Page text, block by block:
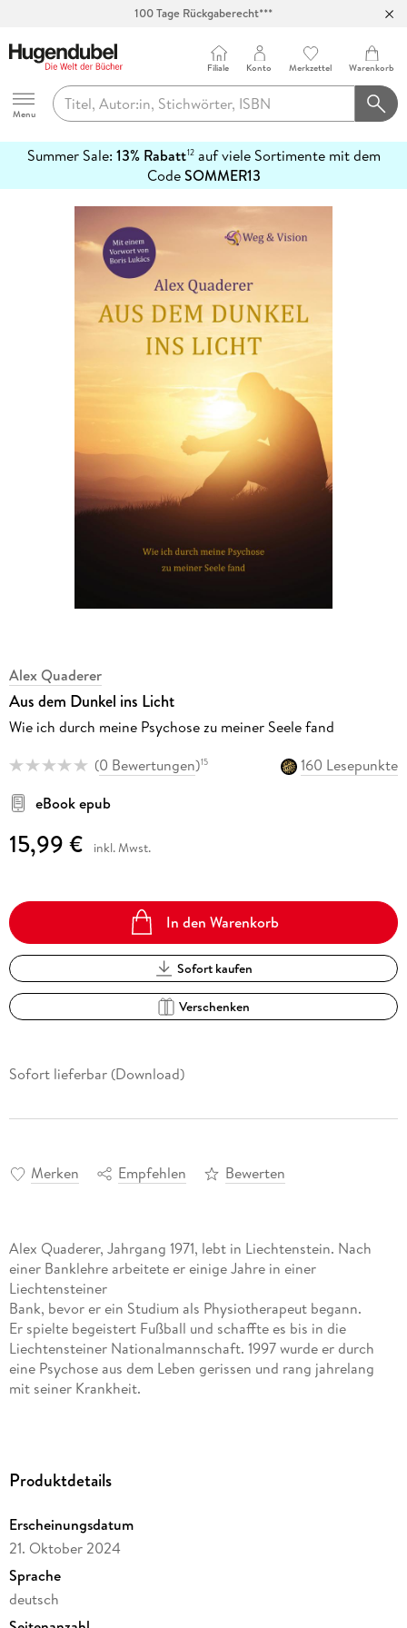
100 Tage Rückgaberecht***
Hugendubel
Menu
Filiale Konto Merkzettel Warenkorb
Summer Sale: 13% Rabatt12auf viele Sortimente mit dem
CodeSOMMER13
erfahren
Alex Quaderer
Aus dem Dunkel ins Licht
Wie ich durch meine Psychose zu meiner Seele fand
(0 Bewertungen)15
160 Lesepunkte
eBook epub
15,99 € inkl. Mwst.
In den Warenkorb
Sofort kaufen
Verschenken
Sofort lieferbar (Download)
Merken Empfehlen Bewerten
Alex Quaderer, Jahrgang 1971, lebt in Liechtenstein. Nach
einer Banklehre arbeitete er einige Jahre in einer
Liechtensteiner
Bank, bevor er ein Studium als Physiotherapeut begann.
Er spielte begeistert Fußball und schaffte es bis in die
Liechtensteiner Nationalmannschaft. 1997 wurde er durch
eine Psychose aus dem Leben gerissen und rang jahrelang
mit seiner Krankheit.
durch den Kontakt zu seiner Seele, die ihn fortan auf seinem
Herausforderungen
überwinden. Sie lehrte ihn, an nichts festzuhalten außer an
ihr. Auf diese Weise fand er auf einmal ganz andere
Antworten
und Erkenntnisse, als er bis dahin gekannt hatte.
Produktdetails
Erscheinungsdatum
21. Oktober 2024
Sprache
deutsch